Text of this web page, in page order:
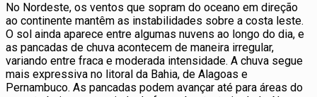
No Nordeste, os ventos que sopram do oceano em direção
ao continente mantêm as instabilidades sobre a costa leste.
O sol ainda aparece entre algumas nuvens ao longo do dia, e
as pancadas de chuva acontecem de maneira irregular,
variando entre fraca e moderada intensidade. A chuva segue
mais expressiva no litoral da Bahia, de Alagoas e
Pernambuco. As pancadas podem avançar até para áreas do